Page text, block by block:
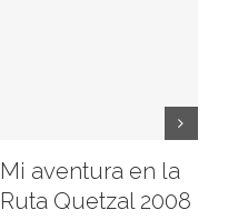
Mi aventura en la
Ruta Quetzal 2008